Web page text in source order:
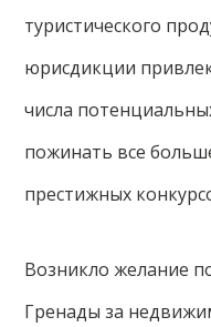
туристического
юрисдикции
числа
пожинать все
престижных
Возникло желание
Гренады за